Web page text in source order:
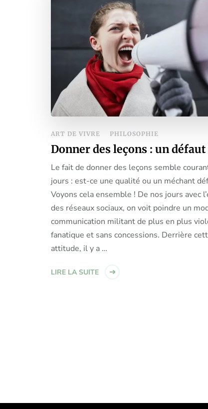
ART DE VIVRE PHILOSOPHIE
Donner des leçons : un défaut
Le fait de donner des leçons semble
jours : est-ce une qualité ou un méchant
Voyons cela ensemble ! De nos jours avec
des réseaux sociaux, on voit poindre un
communication militant de plus en plus
fanatique et sans concessions. Derrière
attitude, il y a …
LIRE LA SUITE